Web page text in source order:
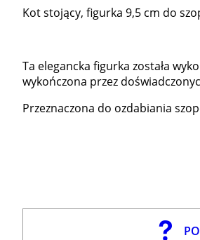
Kot stojący, figurka 9,5 cm do
Ta elegancka figurka została
wykończona przez
Przeznaczona do ozdabiania